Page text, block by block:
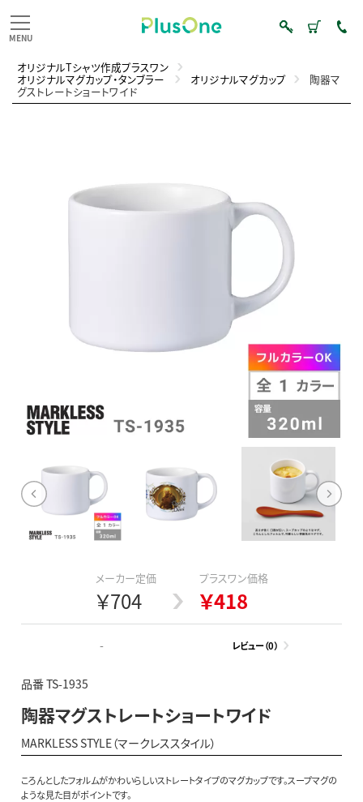
オリジナルTシャツ作成プラスワン
オリジナルマグカップ・タンブラー オリジナルマグカップ 陶器マ
グストレートショートワイド
メーカー定価
￥704
プラスワン価格
￥418
- レビュー（0）
品番 TS-1935
陶器マグストレートショートワイド
MARKLESS STYLE（マークレススタイル）
ころんとしたフォルムがかわいらしいストレートタイプのマグカップです。スープマグの
ような見た目がポイントです。